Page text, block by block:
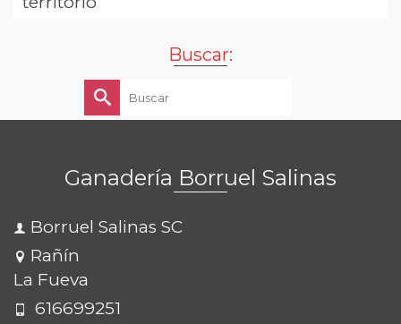
Buscar:
Buscar
por:
Ganadería Borruel Salinas
Borruel Salinas SC
Rañín
La Fueva
616699251